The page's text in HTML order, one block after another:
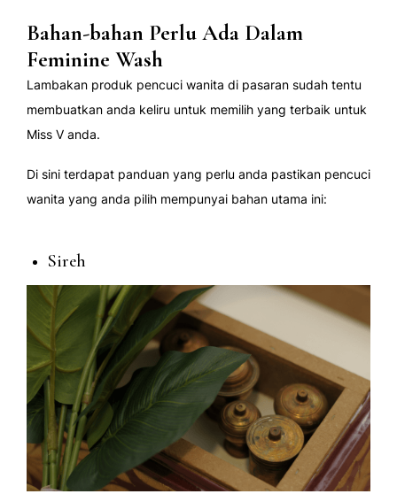
Bahan-bahan Perlu Ada Dalam
Feminine Wash
Lambakan produk pencuci wanita di pasaran sudah tentu
membuatkan anda keliru untuk memilih yang terbaik untuk
Miss V anda.
Di sini terdapat panduan yang perlu anda pastikan pencuci
wanita yang anda pilih mempunyai bahan utama ini:
Sireh